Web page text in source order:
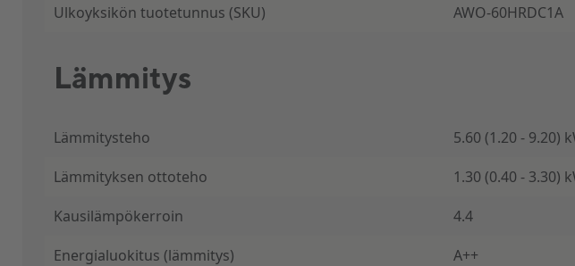
Ulkoyksikön tuotetunnus (SKU)
AWO-60HRDC1A
Lämmitys
Lämmitysteho
5.60 (1.20 - 9.20)
Lämmityksen ottoteho
1.30 (0.40 - 3.30)
Kausilämpökerroin
4.4
Energialuokitus (lämmitys)
A++